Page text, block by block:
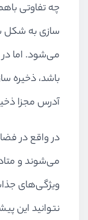
چه تفاوتی
سازی به شکل
می‌شود. اما در
باشد، ذخیره
آدرس مجزا
در واقع در
می‌شوند و
نتوانید این